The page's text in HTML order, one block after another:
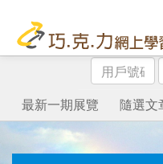
用
戶
號
碼
最新一期展覽
隨選文